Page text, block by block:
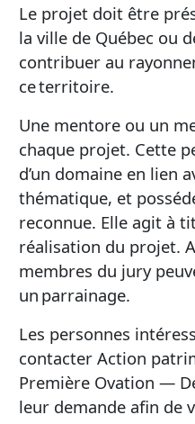
Le projet doit être
la ville de Québec ou
contribuer au
ce territoire.
Une mentore ou un
chaque projet. Cette
d’un domaine en lien
thématique, et
reconnue. Elle agit à
réalisation du projet.
membres du jury
un parrainage.
Les personnes
contacter Action
Première Ovation —
leur demande afin de